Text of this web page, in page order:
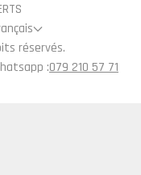
réservés.
:079 210 57 71